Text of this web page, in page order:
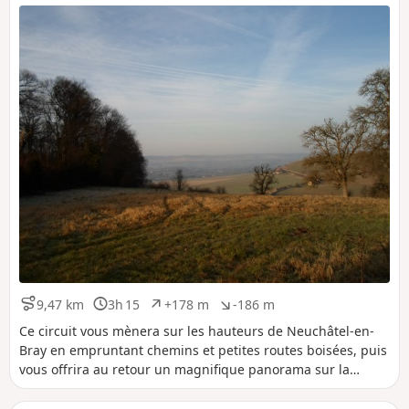
t
t
9,47 km
D
i
s
t
a
n
3h 15
D
u
r
é
e
+178 m
D
é
n
i
v
e
-186 m
D
é
n
i
v
e
Ce circuit vous mènera sur les hauteurs de Neuchâtel-en-
Bray en empruntant chemins et petites routes boisées, puis
vous offrira au retour un magnifique panorama sur la
Boutonnière du Pays de Bray.